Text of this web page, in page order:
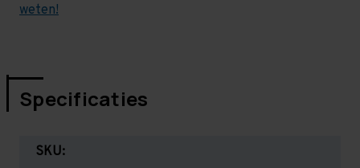
weten!
Specificaties
SKU: